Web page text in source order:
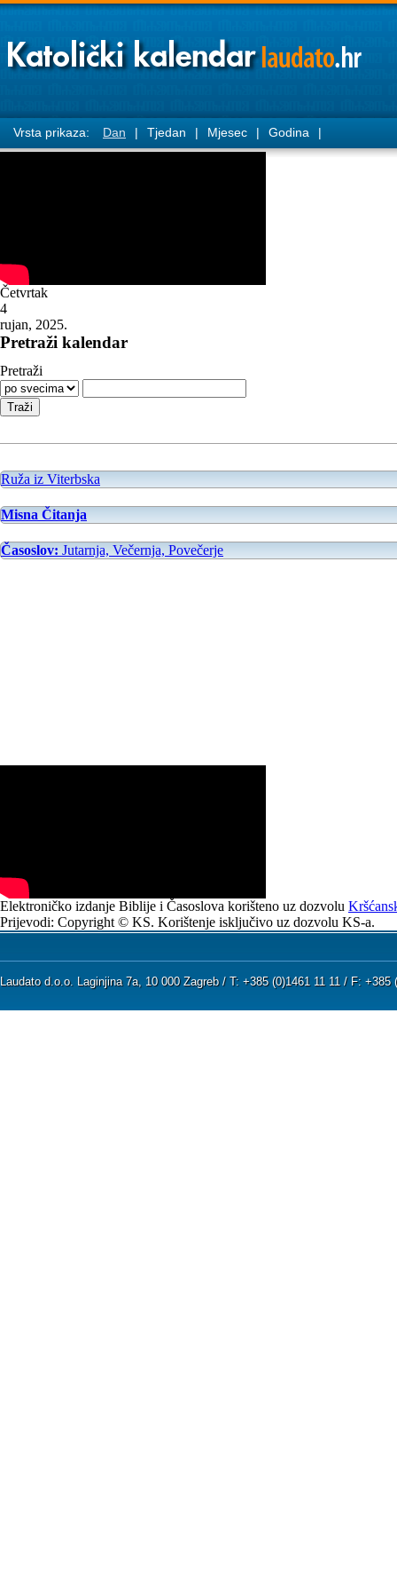
Vrsta prikaza: Dan | Tjedan | Mjesec | Godina |
Četvrtak
4
rujan, 2025.
Pretraži kalendar
Pretraži
Ruža iz Viterbska
Misna Čitanja
Časoslov: Jutarnja, Večernja, Povečerje
Elektroničko izdanje Biblije i Časoslova korišteno uz dozvolu
Prijevodi: Copyright © KS. Korištenje isključivo uz dozvolu KS-a.
Laudato d.o.o. Laginjina 7a, 10 000 Zagreb / T: +385 (0)1461 11 11 / F: